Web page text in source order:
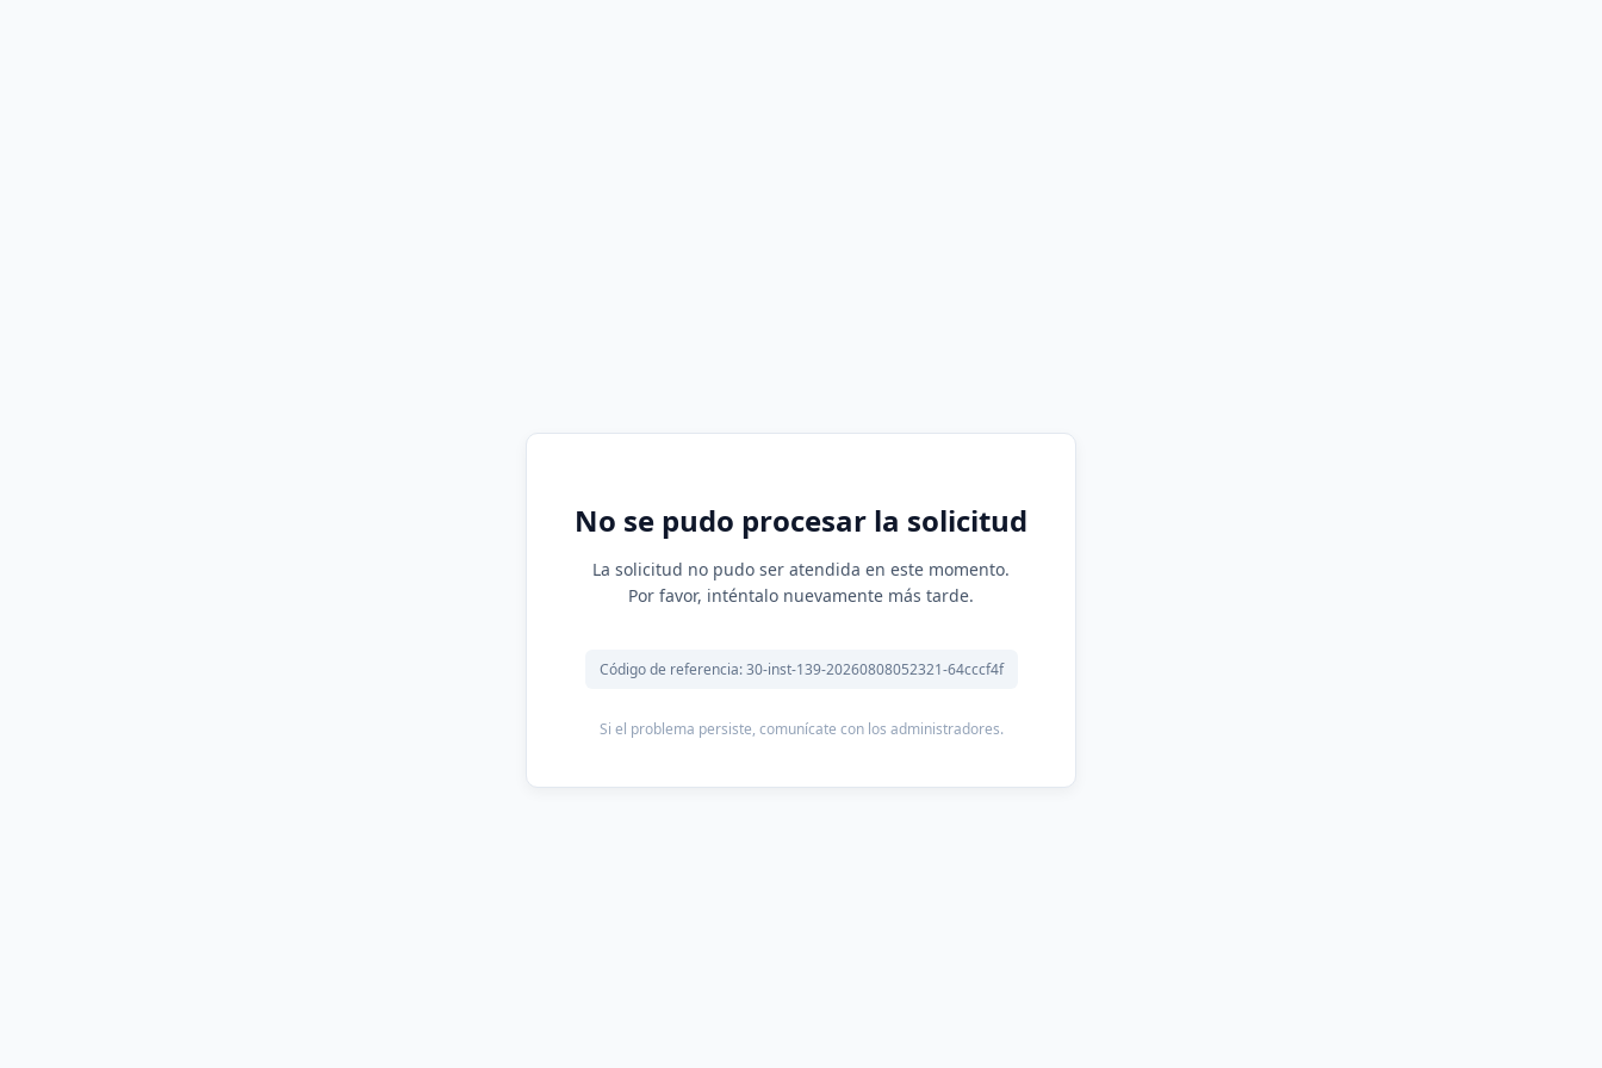
No se pudo procesar la solicitud
La solicitud no pudo ser atendida en este momento.
Por favor, inténtalo nuevamente más tarde.
Código de referencia: 30-inst-139-20260808052321-64cccf4f
Si el problema persiste, comunícate con los administradores.